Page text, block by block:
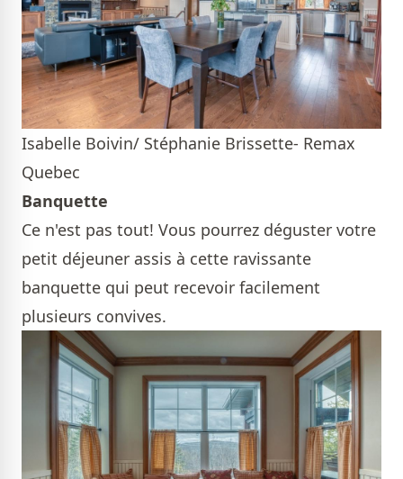
Isabelle Boivin/ Stéphanie Brissette- Remax
Quebec
Banquette
Ce n'est pas tout! Vous pourrez déguster votre
petit déjeuner assis à cette ravissante
banquette qui peut recevoir facilement
plusieurs convives.